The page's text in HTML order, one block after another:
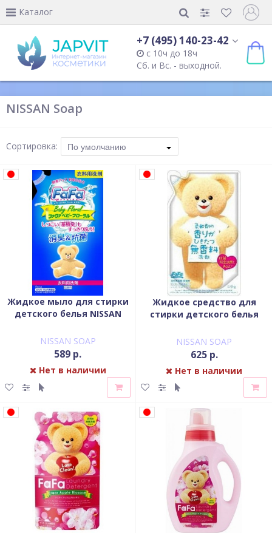
Каталог
+7 (495) 140-23-42
с 10ч до 18ч
Сб. и Вс. - выходной.
NISSAN Soap
Сортировка: По умолчанию
Жидкое мыло для стирки
детского белья NISSAN
ароматом мягкая
упаковка 810 мл
NISSAN SOAP
589 р.
Нет в наличии
Жидкое средство для
стирки детского белья
блок 900 мл
NISSAN SOAP
625 р.
Нет в наличии